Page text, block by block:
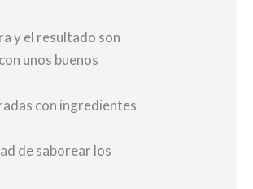
y el resultado son
unos buenos
con ingredientes
de saborear los